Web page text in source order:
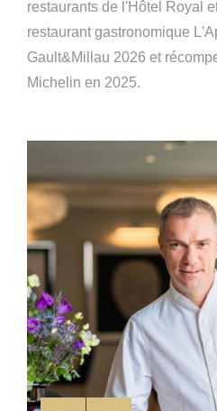
restaurants de l'Hôtel Royal
restaurant gastronomique
Gault&Millau 2026 et
Michelin en 2025.